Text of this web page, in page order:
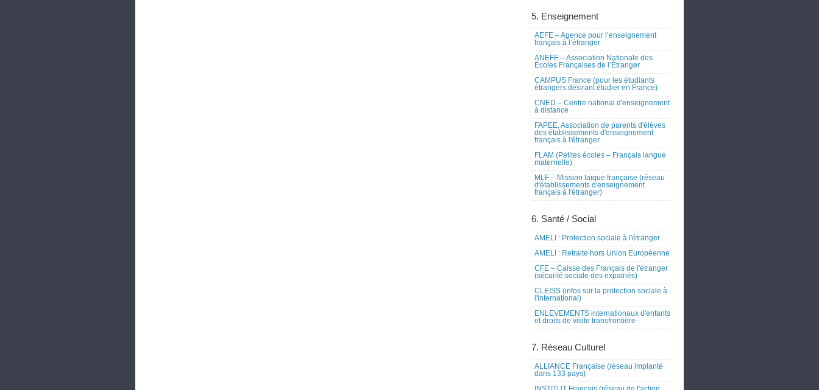
5. Enseignement
AEFE – Agence pour l’enseignement
français à l’étranger
ANEFE – Association Nationale des
Écoles Françaises de l’Étranger
CAMPUS France (pour les étudiants
étrangers désirant étudier en France)
CNED – Centre national d'enseignement
à distance
FAPEE, Association de parents d'élèves
des établissements d'enseignement
français à l'étranger.
FLAM (Petites écoles – Français langue
maternelle)
MLF – Mission laïque française (réseau
d'établissements d'enseignement
français à l'étranger)
6. Santé / Social
AMELI : Protection sociale à l'étranger
AMELI : Retraite hors Union Européenne
CFE – Caisse des Français de l'étranger
(sécurité sociale des expatriés)
CLEISS (infos sur la protection sociale à
l'international)
ENLEVEMENTS internationaux d'enfants
et droits de visite transfrontière
7. Réseau Culturel
ALLIANCE Française (réseau implanté
dans 133 pays)